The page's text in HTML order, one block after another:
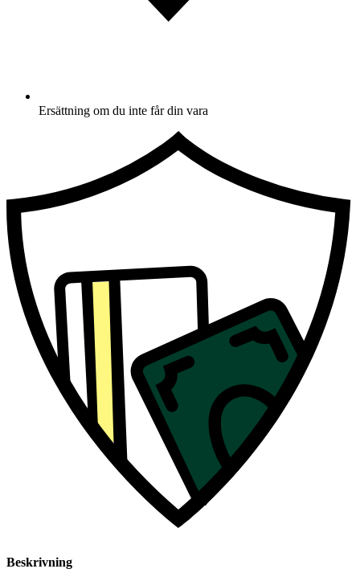
Ersättning om du inte får din vara
Beskrivning